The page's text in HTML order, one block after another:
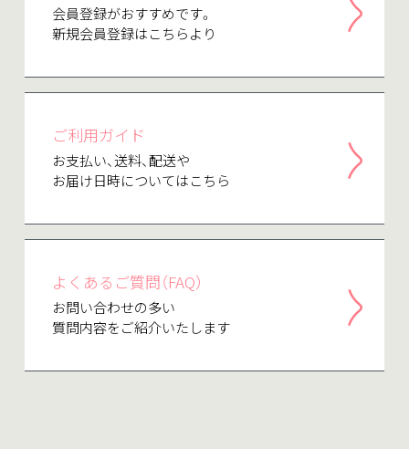
会員登録がおすすめです。
新規会員登録はこちらより
ご利用ガイド
お支払い、送料、配送や
お届け日時についてはこちら
よくあるご質問（FAQ）
お問い合わせの多い
質問内容をご紹介いたします